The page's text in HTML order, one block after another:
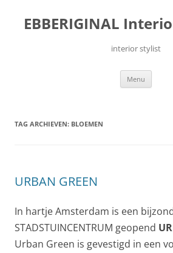
inhoud
EBBERIGINAL
interior stylist
Menu
TAG ARCHIEVEN: BLOEMEN
URBAN GREEN
In hartje Amsterdam is een
STADSTUINCENTRUM geopend
Urban Green is gevestigd in een